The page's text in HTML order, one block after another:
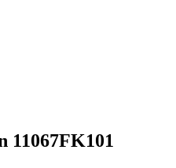
11067FK101